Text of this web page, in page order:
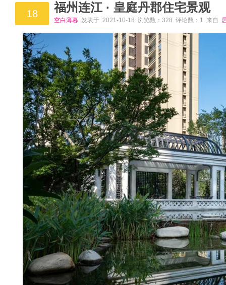
18 福州连江 · 皇庭丹郡住宅景观
空白薄暮 发表于 2021-10-18 浏览数：328 评论数：1 来自